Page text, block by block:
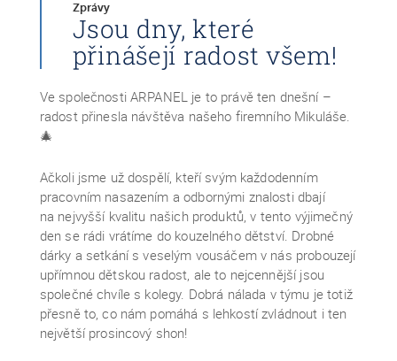
Zprávy
Jsou dny, které
přinášejí radost všem!
Ve společnosti ARPANEL je to právě ten dnešní –
radost přinesla návštěva našeho firemního Mikuláše.
🎄
Ačkoli jsme už dospělí, kteří svým každodenním
pracovním nasazením a odbornými znalosti dbají
na nejvyšší kvalitu našich produktů, v tento výjimečný
den se rádi vrátíme do kouzelného dětství. Drobné
dárky a setkání s veselým vousáčem v nás probouzejí
upřímnou dětskou radost, ale to nejcennější jsou
společné chvíle s kolegy. Dobrá nálada v týmu je totiž
přesně to, co nám pomáhá s lehkostí zvládnout i ten
největší prosincový shon!